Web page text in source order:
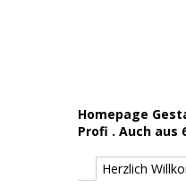
Homepage
Profi . Auch aus
Herzlich